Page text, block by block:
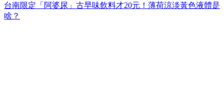
台南限定「阿婆尿」古早味飲料才20元！薄荷涼淡黃色液體是
啥？